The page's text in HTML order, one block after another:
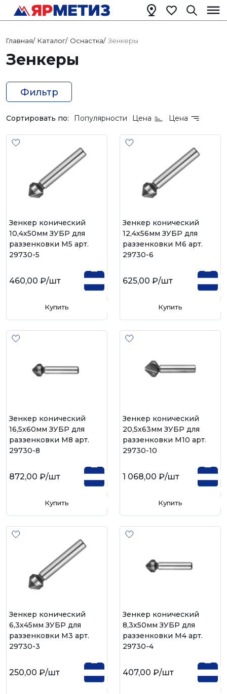
Главная/ Каталог/ Оснастка/ Зенкеры
Зенкеры
Фильтр
Сортировать по: Популярности Цена Цена
Зенкер конический
10,4х50мм ЗУБР для
раззенковки М5 арт.
29730-5
460,00 ₽/шт
Купить
Зенкер конический
12,4х56мм ЗУБР для
раззенковки М6 арт.
29730-6
625,00 ₽/шт
Купить
Зенкер конический
16,5х60мм ЗУБР для
раззенковки М8 арт.
29730-8
872,00 ₽/шт
Купить
Зенкер конический
20,5х63мм ЗУБР для
раззенковки М10 арт.
29730-10
1 068,00 ₽/шт
Купить
Зенкер конический
6,3х45мм ЗУБР для
раззенковки М3 арт.
29730-3
250,00 ₽/шт
Зенкер конический
8,3х50мм ЗУБР для
раззенковки М4 арт.
29730-4
407,00 ₽/шт